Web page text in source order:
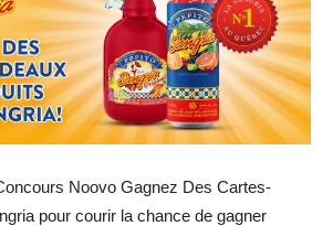
Noovo Gagnez Des Cartes-
pour courir la chance de gagner